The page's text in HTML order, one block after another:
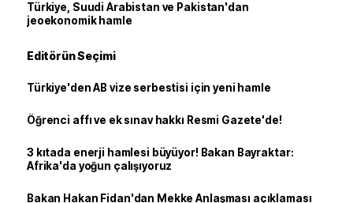
Türkiye, Suudi Arabistan ve Pakistan'dan
jeoekonomik hamle
Editörün Seçimi
Türkiye'den AB vize serbestisi için yeni hamle
Öğrenci affı ve ek sınav hakkı Resmi Gazete'de!
3 kıtada enerji hamlesi büyüyor! Bakan Bayraktar:
Afrika'da yoğun çalışıyoruz
Bakan Hakan Fidan'dan Mekke Anlaşması açıklaması